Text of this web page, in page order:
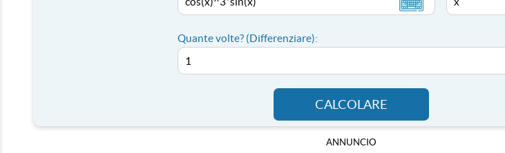
Quante volte? (Differenziare):
CALCOLARE
ANNUNCIO